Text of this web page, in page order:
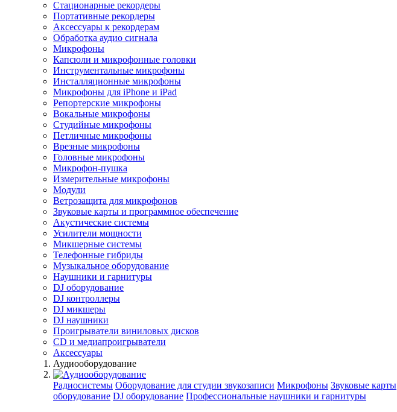
Стационарные рекордеры
Портативные рекордеры
Аксессуары к рекордерам
Обработка аудио сигнала
Микрофоны
Капсюли и микрофонные головки
Инструментальные микрофоны
Инсталляционные микрофоны
Микрофоны для iPhone и iPad
Репортерские микрофоны
Вокальные микрофоны
Студийные микрофоны
Петличные микрофоны
Врезные микрофоны
Головные микрофоны
Микрофон-пушка
Измерительные микрофоны
Модули
Ветрозащита для микрофонов
Звуковые карты и программное обеспечение
Акустические системы
Усилители мощности
Микшерные системы
Телефонные гибриды
Музыкальное оборудование
Наушники и гарнитуры
DJ оборудование
DJ контроллеры
DJ микшеры
DJ наушники
Проигрыватели виниловых дисков
СD и медиапроигрыватели
Аксессуары
Аудиооборудование
Радиосистемы Оборудование для студии звукозаписи Микрофоны Звуковые карты
оборудование DJ оборудование Профессиональные наушники и гарнитуры